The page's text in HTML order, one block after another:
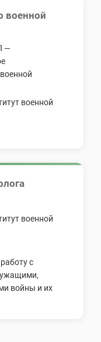
военной
—
военной
военной
с
войны и их